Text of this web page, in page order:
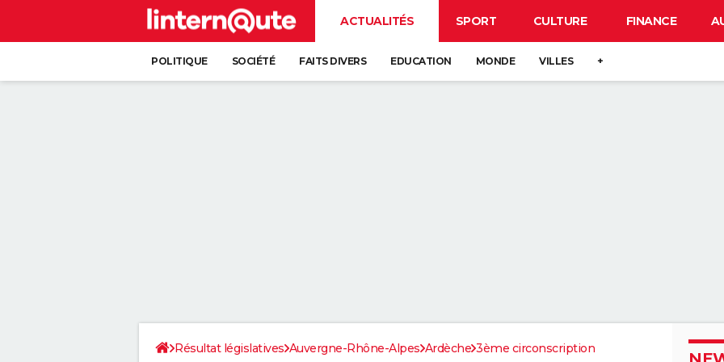
ACTUALITÉS SPORT CULTURE FINANCE
POLITIQUE SOCIÉTÉ FAITS DIVERS EDUCATION MONDE VILLES +
Résultat législatives Auvergne-Rhône-Alpes Ardèche 3ème circonscription